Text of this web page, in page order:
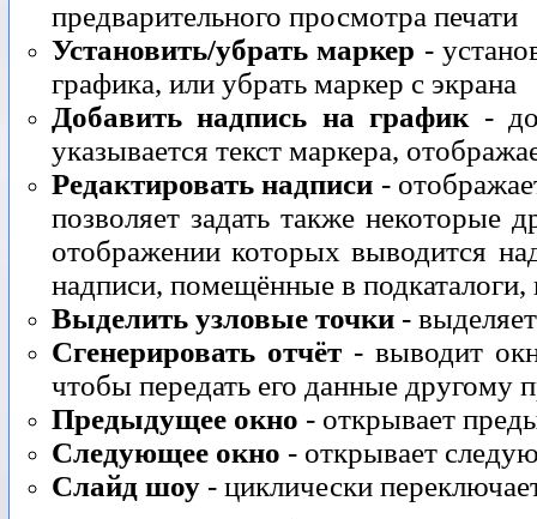
предварительного просмотра печати
Установить/убрать маркер -
графика, или убрать маркер с экрана
Добавить надпись на график -
указывается текст маркера,
Редактировать надписи -
позволяет задать также некоторые
отображении которых выводится
надписи, помещённые в
Выделить узловые точки-
Сгенерировать отчёт- выводит
чтобы передать его данные другому
Предыдущее окно - открывает
Следующее окно - открывает
Слайд шоу- циклически